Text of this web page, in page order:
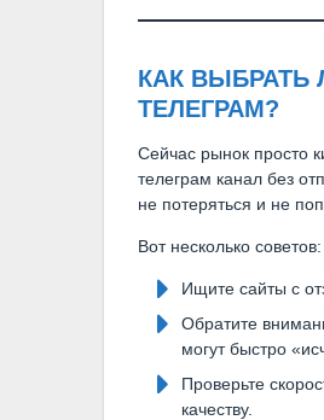
КАК ВЫБРАТЬ
ТЕЛЕГРАМ?
Сейчас рынок просто
телеграм канал без
не потеряться и не
Вот несколько советов:
Ищите сайты с
Обратите
могут быстро
Проверьте
качеству.